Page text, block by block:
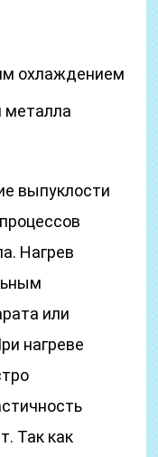
охлаждением
металла
выпуклости
Нагрев
или
нагреве
Так как